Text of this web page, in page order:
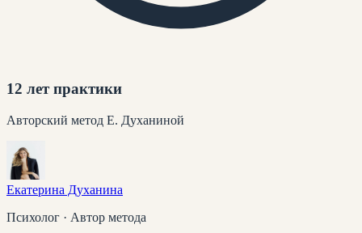
12 лет практики
Авторский метод Е. Духаниной
Екатерина Духанина
Психолог · Автор метода